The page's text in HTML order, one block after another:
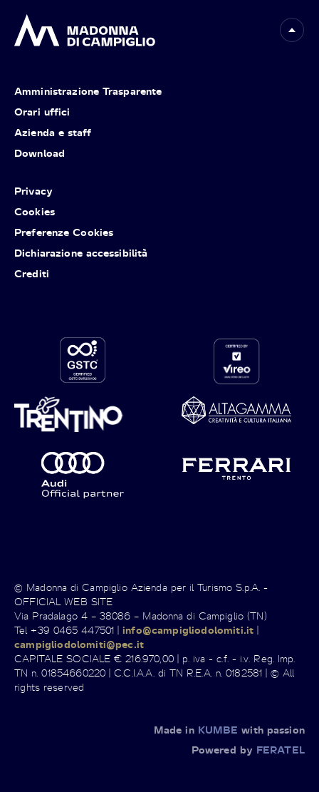
Amministrazione Trasparente
Orari uffici
Azienda e staff
Download
Privacy
Cookies
Preferenze Cookies
Dichiarazione accessibilità
Crediti
© Madonna di Campiglio Azienda per il Turismo S.p.A. -
OFFICIAL WEB SITE
Via Pradalago 4 – 38086 – Madonna di Campiglio (TN)
Tel +39 0465 447501 |info@campigliodolomiti.it |
campigliodolomiti@pec.it
CAPITALE SOCIALE € 216.970,00 | p. iva - c.f. - i.v. Reg. Imp.
TN n. 01854660220 | C.C.I.A.A. di TN R.E.A. n. 0182581 | © All
rights reserved
Made in KUMBE with passion
Powered by FERATEL